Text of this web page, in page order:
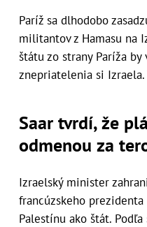
Paríž sa dlhodobo
militantov z Hamasu na
štátu zo strany Paríža
znepriatelenia si
Saar tvrdí, že
odmenou za
Izraelský minister
francúzskeho
Palestínu ako štát.